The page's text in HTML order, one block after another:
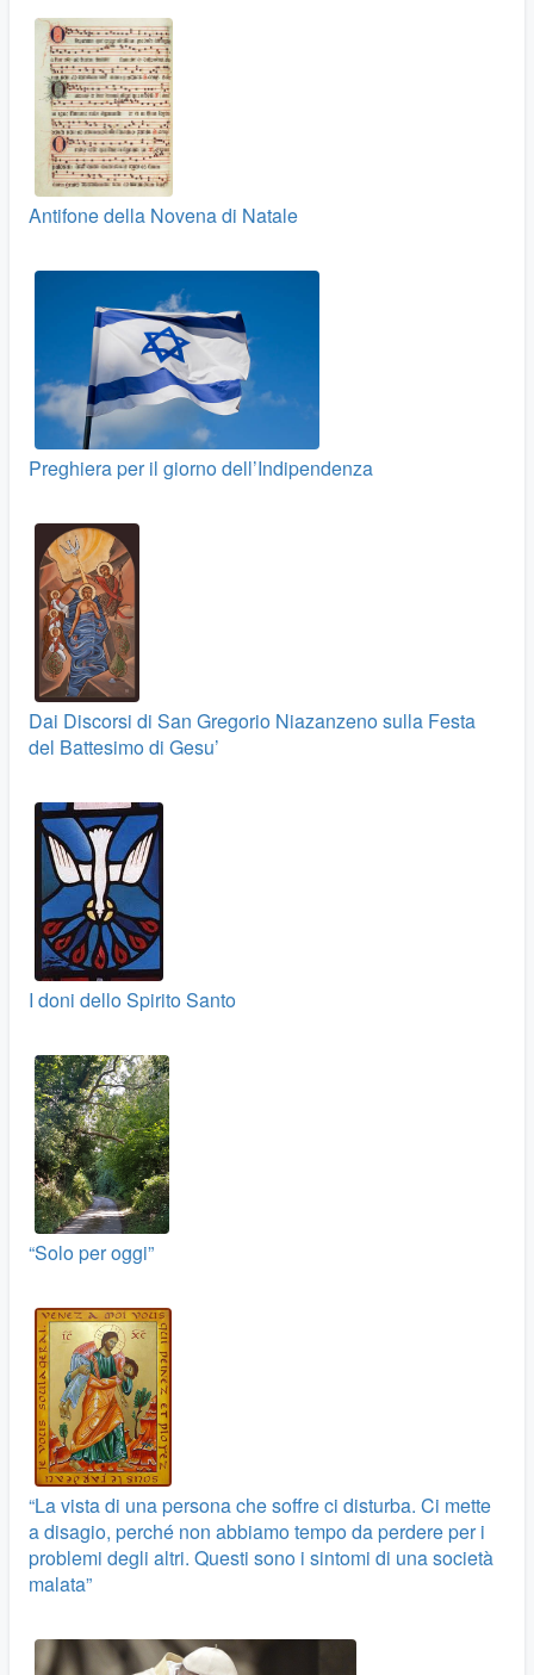
Antifone della Novena di Natale
Preghiera per il giorno dell’Indipendenza
Dai Discorsi di San Gregorio Niazanzeno sulla Festa
del Battesimo di Gesu’
I doni dello Spirito Santo
“Solo per oggi”
“La vista di una persona che soffre ci disturba. Ci mette
a disagio, perché non abbiamo tempo da perdere per i
problemi degli altri. Questi sono i sintomi di una società
malata”